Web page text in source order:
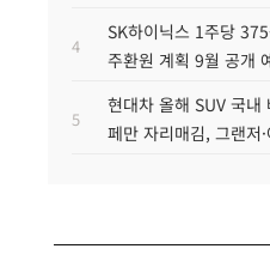
4
SK하이닉스 1주당
주환원 계획 9월 공개
5
현대차 올해 SUV 국
페만 자리매김, 그랜저